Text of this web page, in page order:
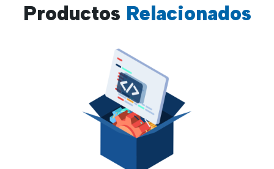
Productos Relacionados